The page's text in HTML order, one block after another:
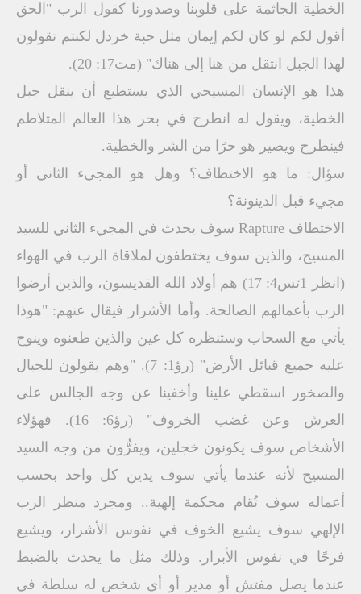
الخطية الجاثمة على قلوبنا وصدورنا كقول الرب "الحق
أقول لكم لو كان لكم إيمان مثل حبة خردل لكنتم تقولون
لهذا الجبل انتقل من هنا إلى هناك" (مت17: 20).
هذا هو الإنسان المسيحي الذي يستطيع أن ينقل جبل
الخطية، ويقول له انطرح في بحر هذا العالم المتلاطم
فينطرح ويصير هو حرًا من الشر والخطية.
سؤال: ما هو الاختطاف؟ وهل هو المجيء الثاني أو
مجيء قبل الدينونة؟
الاختطاف Rapture سوف يحدث في المجيء الثاني للسيد
المسيح، والذين سوف يختطفون لملاقاة الرب في الهواء
(انظر 1تس4: 17) هم أولاد الله القديسون، والذين أرضوا
الرب بأعمالهم الصالحة. وأما الأشرار فيقال عنهم: "هوذا
يأتي مع السحاب وستنظره كل عين والذين طعنوه وينوح
عليه جميع قبائل الأرض" (رؤ1: 7). "وهم يقولون للجبال
والصخور اسقطي علينا وأخفينا عن وجه الجالس على
العرش وعن غضب الخروف" (رؤ6: 16). فهؤلاء
الأشخاص سوف يكونون خجلين، ويفرُّون من وجه السيد
المسيح لأنه عندما يأتي سوف يدين كل واحد بحسب
أعماله سوف تُقام محكمة إلهية.. ومجرد منظر الرب
الإلهي سوف يشيع الخوف في نفوس الأشرار، ويشيع
فرحًا في نفوس الأبرار. وذلك مثل ما يحدث بالضبط
عندما يصل مفتش أو مدير أو أي شخص له سلطة في